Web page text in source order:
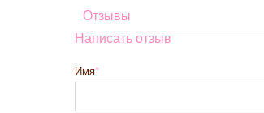
Отзывы
Написать отзыв
Имя